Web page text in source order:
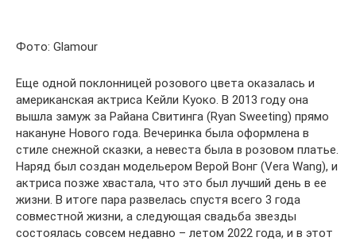
Фото: Glamour
Еще одной поклонницей розового цвета оказалась и
американская актриса Кейли Куоко. В 2013 году она
вышла замуж за Райана Свитинга (Ryan Sweeting) прямо
накануне Нового года. Вечеринка была оформлена в
стиле снежной сказки, а невеста была в розовом платье.
Наряд был создан модельером Верой Вонг (Vera Wang), и
актриса позже хвастала, что это был лучший день в ее
жизни. В итоге пара развелась спустя всего 3 года
совместной жизни, а следующая свадьба звезды
состоялась совсем недавно – летом 2022 года, и в этот